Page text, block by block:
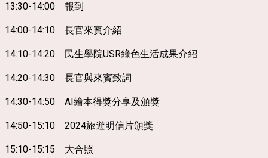
13:30-14:00 報到
14:00-14:10 長官來賓介紹
14:10-14:20 民生學院USR綠色生活成果介紹
14:20-14:30 長官與來賓致詞
14:30-14:50 AI繪本得獎分享及頒獎
14:50-15:10 2024旅遊明信片頒獎
15:10-15:15 大合照